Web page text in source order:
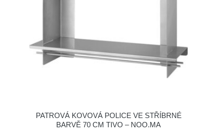
PATROVÁ KOVOVÁ POLICE VE STŘÍBRNÉ
BARVĚ 70 CM TIVO – NOO.MA